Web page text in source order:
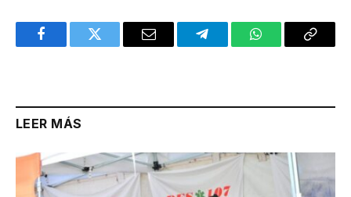
FacebookTwitter Email TelegramWhatsAppCopy
LEER MÁS